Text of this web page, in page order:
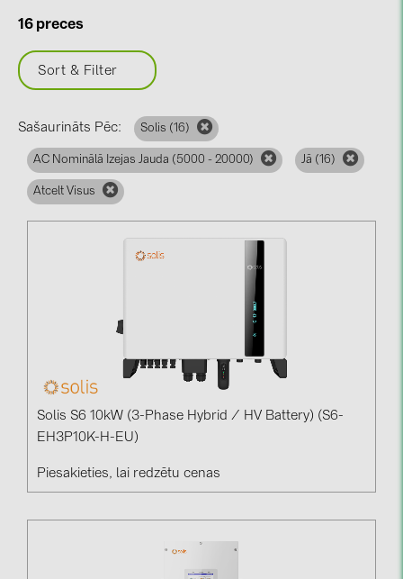
BAKS (51)
BUDMAT (6)
EVOPIPES (7)
FRONIUS (42)
GROMTOR (32)
GoodWe (44)
HUAWEI (51)
NOVOTEGRA (315)
PROJOY (3)
PRYSMIAN DRAKA (18)
PYLONTECH (19)
16 preces
Sort & Filter
Sašaurināts Pēc: Solis (16)
AC Nominālā Izejas Jauda (5000 - 20000) Jā (16)
Atcelt Visus
Solis S6 10kW (3-Phase Hybrid / HV Battery) (S6-
EH3P10K-H-EU)
Piesakieties, lai redzētu cenas